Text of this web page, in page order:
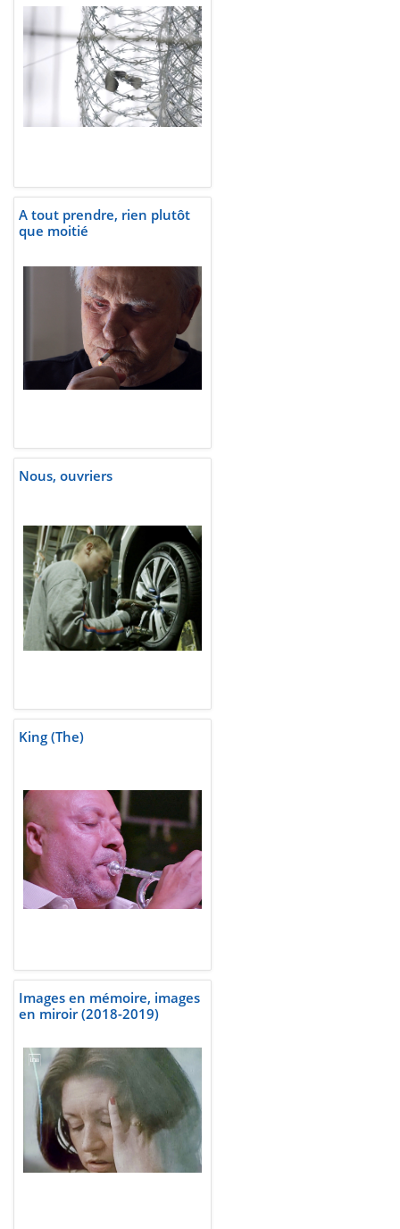
A tout prendre, rien plutôt
que moitié
Nous, ouvriers
King (The)
Images en mémoire, images
en miroir (2018-2019)